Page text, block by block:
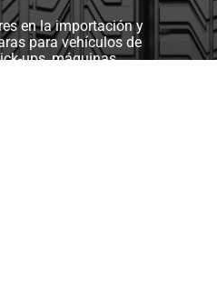
en la importación y
para vehículos de
ups, máquinas